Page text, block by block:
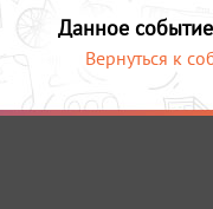
Данное
Вернуться к